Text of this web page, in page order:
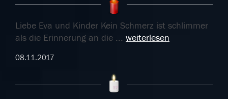
Liebe Eva und Kinder Kein Schmerz ist schlimmer
als die Erinnerung an die ... weiterlesen
08.11.2017